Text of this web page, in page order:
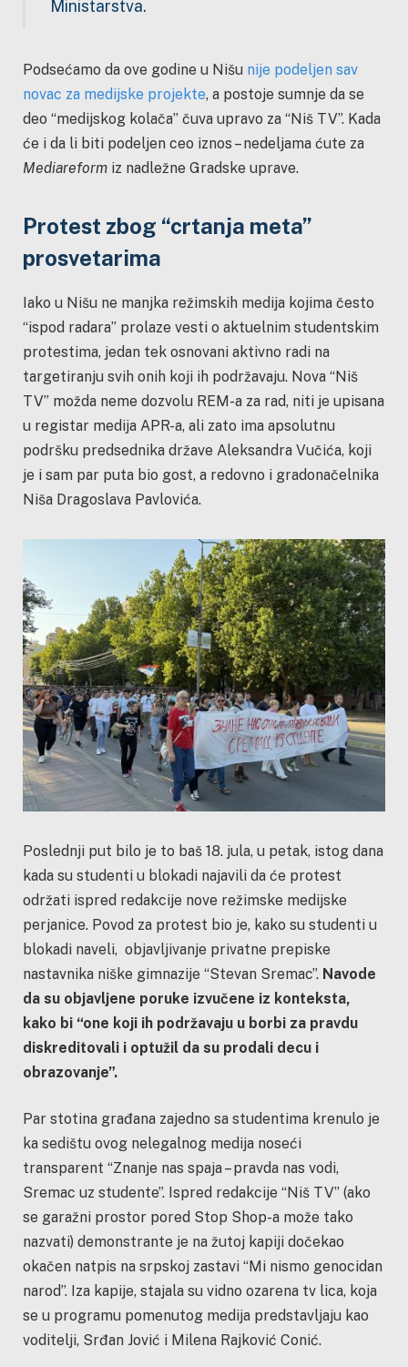
Ministarstva.
Podsećamo da ove godine u Nišu nije podeljen sav
novac za medijske projekte, a postoje sumnje da se
deo “medijskog kolača” čuva upravo za “Niš TV”. Kada
će i da li biti podeljen ceo iznos – nedeljama ćute za
Mediareform iz nadležne Gradske uprave.
Protest zbog “crtanja meta”
prosvetarima
Iako u Nišu ne manjka režimskih medija kojima često
“ispod radara” prolaze vesti o aktuelnim studentskim
protestima, jedan tek osnovani aktivno radi na
targetiranju svih onih koji ih podržavaju. Nova “Niš
TV” možda neme dozvolu REM-a za rad, niti je upisana
u registar medija APR-a, ali zato ima apsolutnu
podršku predsednika države Aleksandra Vučića, koji
je i sam par puta bio gost, a redovno i gradonačelnika
Niša Dragoslava Pavlovića.
Poslednji put bilo je to baš 18. jula, u petak, istog dana
kada su studenti u blokadi najavili da će protest
održati ispred redakcije nove režimske medijske
perjanice. Povod za protest bio je, kako su studenti u
blokadi naveli, objavljivanje privatne prepiske
nastavnika niške gimnazije “Stevan Sremac”. Navode
da su objavljene poruke izvučene iz konteksta,
kako bi “one koji ih podržavaju u borbi za pravdu
diskreditovali i optužil da su prodali decu i
obrazovanje”.
Par stotina građana zajedno sa studentima krenulo je
ka sedištu ovog nelegalnog medija noseći
transparent “Znanje nas spaja – pravda nas vodi,
Sremac uz studente”. Ispred redakcije “Niš TV” (ako
se garažni prostor pored Stop Shop-a može tako
nazvati) demonstrante je na žutoj kapiji dočekao
okačen natpis na srpskoj zastavi “Mi nismo genocidan
narod”. Iza kapije, stajala su vidno ozarena tv lica, koja
se u programu pomenutog medija predstavljaju kao
voditelji, Srđan Jović i Milena Rajković Conić.